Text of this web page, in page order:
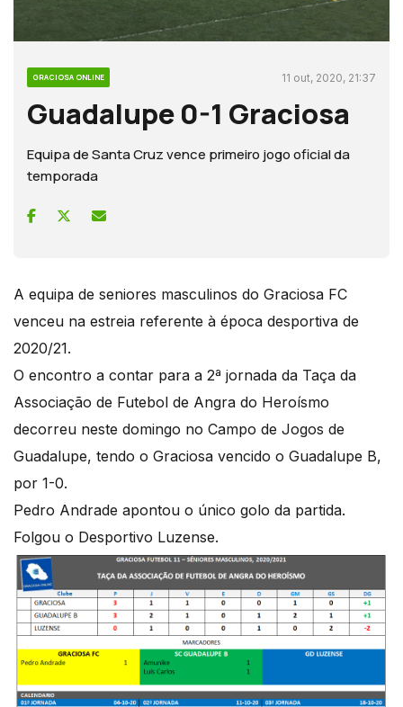
GRACIOSA ONLINE 11 out, 2020, 21:37
Guadalupe 0-1 Graciosa
Equipa de Santa Cruz vence primeiro jogo oficial da
temporada
A equipa de seniores masculinos do Graciosa FC
venceu na estreia referente à época desportiva de
2020/21.
O encontro a contar para a 2ª jornada da Taça da
Associação de Futebol de Angra do Heroísmo
decorreu neste domingo no Campo de Jogos de
Guadalupe, tendo o Graciosa vencido o Guadalupe B,
por 1-0.
Pedro Andrade apontou o único golo da partida.
Folgou o Desportivo Luzense.